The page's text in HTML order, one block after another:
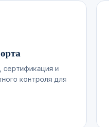
и
контроля для